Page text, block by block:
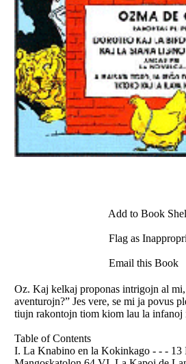
Add to Book
Flag as
Email this Book
Oz. Kaj kelkaj proponas intrigojn al
aventurojn?” Jes vere, se mi ja povus
tiujn rakontojn tiom kiom lau la infanoj
Table of Contents
I. La Knabino en la Kokinkago - - -